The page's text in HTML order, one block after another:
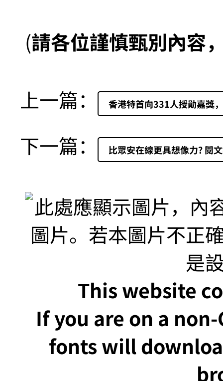
(請各位謹慎甄別內容
上一篇： 香港特首向331人授勛嘉獎
下一篇： 比眾安在線更具想像力? 閱
This website
If you are on a
fonts will